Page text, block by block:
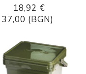
18,92 €
37,00 (BGN)